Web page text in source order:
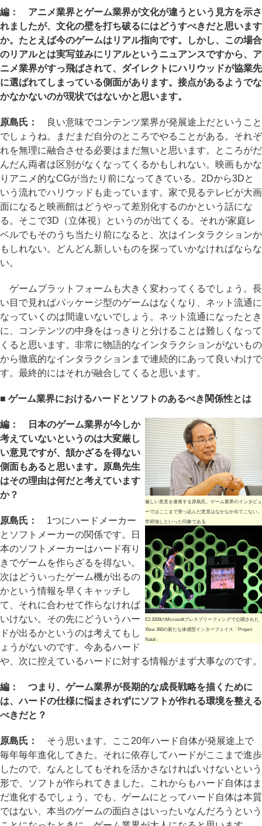
編： アニメ業界とゲーム業界が文化が違うという見方を示さ
れましたが、文化の壁を打ち破るにはどうすべきだと思います
か。たとえば今のゲームはリアル指向です。しかし、この場合
のリアルとは実写並みにリアルというニュアンスですから、ア
ニメ業界がすっ飛ばされて、ダイレクトにハリウッドが協業先
に選ばれてしまっている側面があります。接点があるようでな
かなかないのが現状ではないかと思います。
原島氏：
良い意味でコンテンツ業界が発展途上だということ
でしょうね。まだまだ自分のところでやることがある。それぞ
れを無理に融合させる必要はまだ無いと思います。ところがだ
んだん両者は区別がなくなってくるかもしれない。映画もかな
りアニメ的なCGが当たり前になってきている。2Dから3Dと
いう流れでハリウッドも走っています。家で見るテレビが大画
面になると映画館はどうやって差別化するのかという話にな
る。そこで3D（立体視）というのが出てくる。それが家庭レ
ベルでもそのうち当たり前になると、次はインタラクションか
もしれない。どんどん新しいものを探っていかなければならな
い。
ゲームプラットフォームも大きく変わってくるでしょう。長
い目で見ればパッケージ型のゲームはなくなり、ネット流通に
なっていくのは間違いないでしょう。ネット流通になったとき
に、コンテンツの中身をはっきりと分けることは難しくなって
くると思います。非常に物語的なインタラクションがないもの
から徹底的なインタラクションまで連続的にあって良いわけで
す。最終的にはそれが融合してくると思います。
■ ゲーム業界におけるハードとソフトのあるべき関係性とは
厳しい意見を連発する原島氏。ゲーム業界のインタビュ
ーではここまで突っ込んだ意見はなかなか出てこない。
学府強しといった印象である
E3 2009のMicrosoftプレスブリーフィングで公開された
Xbox 360の新たな体感型インターフェイス「Project
Natal」
編： 日本のゲーム業界が今しか
考えていないというのは大変厳し
い意見ですが、頷かざるを得ない
側面もあると思います。原島先生
はその理由は何だと考えています
か？
原島氏：
1つにハードメーカー
とソフトメーカーの関係です。日
本のソフトメーカーはハード有り
きでゲームを作らざるを得ない。
次はどういったゲーム機が出るの
かという情報を早くキャッチし
て、それに合わせて作らなければ
いけない。その先にどういうハー
ドが出るかというのは考えてもし
ょうがないのです。今あるハード
や、次に控えているハードに対する情報がまず大事なのです。
編： つまり、ゲーム業界が長期的な成長戦略を描くために
は、ハードの仕様に悩まされずにソフトが作れる環境を整える
べきだと？
原島氏：
そう思います。ここ20年ハード自体が発展途上で
毎年毎年進化してきた。それに依存してハードがここまで進歩
したので、なんとしてもそれを活かさなければいけないという
形で、ソフトが作られてきました。これからもハード自体はま
だ進化するでしょう。でも、ゲームにとってハード自体は本質
ではない、本当のゲームの面白さはいったいなんだろうという